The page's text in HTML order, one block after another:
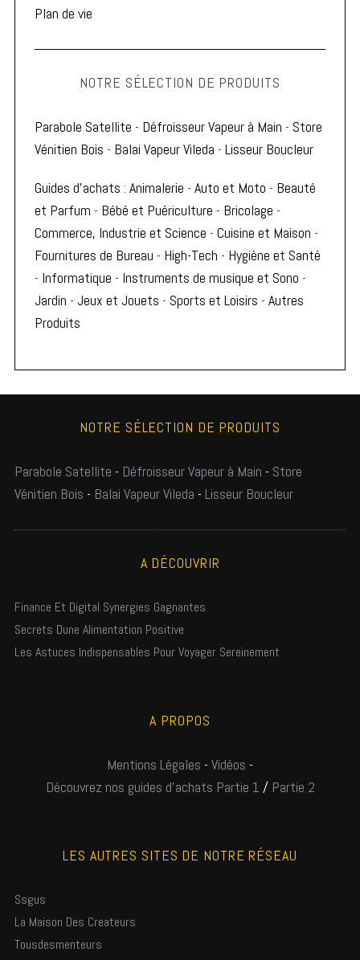
Plan de vie
NOTRE SÉLECTION DE PRODUITS
Parabole Satellite - Défroisseur Vapeur à Main - Store
Vénitien Bois - Balai Vapeur Vileda - Lisseur Boucleur
Guides d'achats : Animalerie - Auto et Moto - Beauté
et Parfum - Bébé et Puériculture - Bricolage -
Commerce, Industrie et Science - Cuisine et Maison -
Fournitures de Bureau - High-Tech - Hygiène et Santé
- Informatique - Instruments de musique et Sono -
Jardin - Jeux et Jouets - Sports et Loisirs - Autres
Produits
NOTRE SÉLECTION DE PRODUITS
Parabole Satellite - Défroisseur Vapeur à Main - Store
Vénitien Bois - Balai Vapeur Vileda - Lisseur Boucleur
A DÉCOUVRIR
Finance Et Digital Synergies Gagnantes
Secrets Dune Alimentation Positive
Les Astuces Indispensables Pour Voyager Sereinement
A PROPOS
Mentions Légales - Vidéos -
Découvrez nos guides d'achats Partie 1 / Partie 2
LES AUTRES SITES DE NOTRE RÉSEAU
Ssgus
La Maison Des Createurs
Tousdesmenteurs